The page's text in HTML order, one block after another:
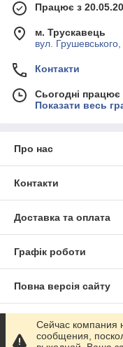
Працює з
м. Трускавець
вул.
Контакти
Сьогодні працює
Показати весь
Про нас
Контакти
Доставка та оплата
Графік роботи
Повна версія сайту
Сайт створено на
Сейчас компания
сообщения,